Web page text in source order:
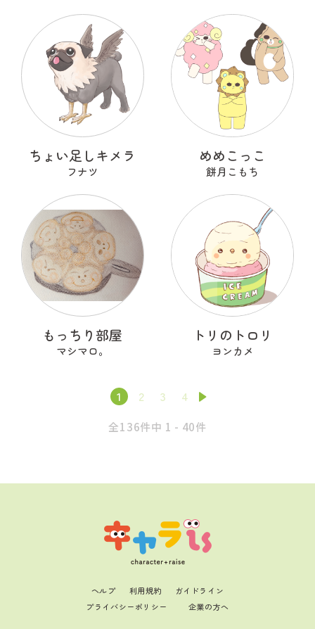
ちょい足しキメラ
フナツ
めめこっこ
餅月こもち
もっちり部屋
マシマロ。
トリのトロリ
ヨンカメ
1 2 3 4
全136件中 1 - 40件
ヘルプ 利用規約
ガイドライン
プライバシーポリシー
企業の方へ